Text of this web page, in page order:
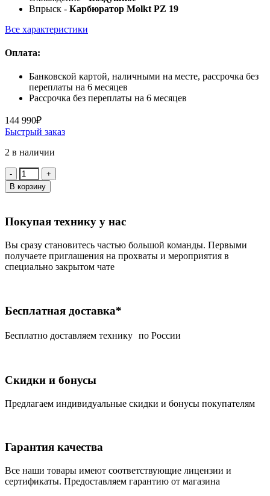
Впрыск - Карбюратор Molkt PZ 19
Все характеристики
Оплата:
Банковской картой, наличными на месте, рассрочка без
переплаты на 6 месяцев
Рассрочка без переплаты на 6 месяцев
144 990₽
Быстрый заказ
2 в наличии
Количество:
В корзину
Покупая технику у нас
Вы сразу становитесь частью большой команды. Первыми
получаете приглашения на прохваты и мероприятия в
специально закрытом чате
Бесплатная доставка*
Беcплатно доставляем технику по России
Скидки и бонусы
Предлагаем индивидуальные скидки и бонусы покупателям
Гарантия качества
Все наши товары имеют соответствующие лицензии и
сертификаты. Предоставляем гарантию от магазина